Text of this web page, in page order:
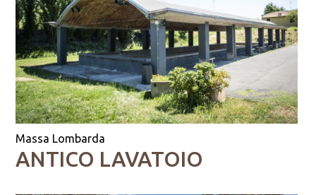
Massa Lombarda
ANTICO LAVATOIO